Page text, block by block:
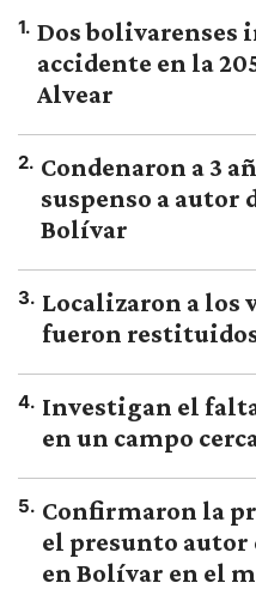
1. Dos bolivarenses
accidente en la
Alvear
2. Condenaron a 3
suspenso a autor
Bolívar
3. Localizaron a los
fueron restituidos
4. Investigan el
en un campo
5. Confirmaron la
el presunto autor
en Bolívar en el